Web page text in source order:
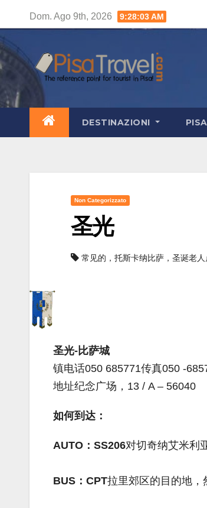
contenuto
Dom. Ago 9th, 2026 9:28:04 AM
DESTINAZIONI
Non Categorizzato
圣光
常见的，托斯卡纳比萨，圣诞老人
圣光-比萨城
镇电话050 685771传真050 -
地址纪念广场，13 / A – 56040
如何到达：
AUTO：SS206对切奇纳艾米利
BUS：CPT拉里郊区的目的地，